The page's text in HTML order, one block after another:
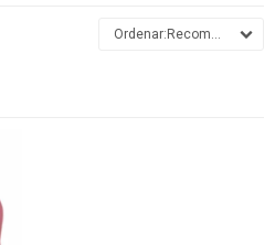
Recomendados